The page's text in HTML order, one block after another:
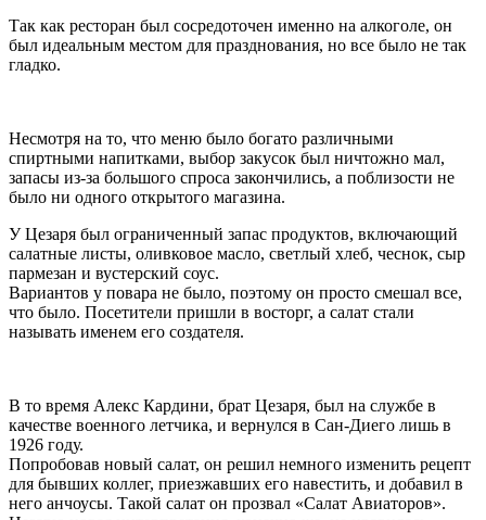
Так как ресторан был сосредоточен именно на алкоголе, он
был идеальным местом для празднования, но все было не так
гладко.
Несмотря на то, что меню было богато различными
спиртными напитками, выбор закусок был ничтожно мал,
запасы из-за большого спроса закончились, а поблизости не
было ни одного открытого магазина.
У Цезаря был ограниченный запас продуктов, включающий
салатные листы, оливковое масло, светлый хлеб, чеснок, сыр
пармезан и вустерский соус.
Вариантов у повара не было, поэтому он просто смешал все,
что было. Посетители пришли в восторг, а салат стали
называть именем его создателя.
В то время Алекс Кардини, брат Цезаря, был на службе в
качестве военного летчика, и вернулся в Сан-Диего лишь в
1926 году.
Попробовав новый салат, он решил немного изменить рецепт
для бывших коллег, приезжавших его навестить, и добавил в
него анчоусы. Такой салат он прозвал «Салат Авиаторов».